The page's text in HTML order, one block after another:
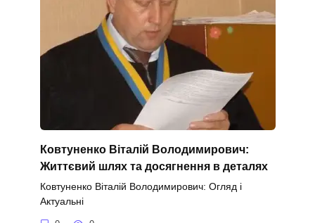
Ковтуненко Віталій Володимирович:
Життєвий шлях та досягнення в деталях
Ковтуненко Віталій Володимирович: Огляд і
Актуальні